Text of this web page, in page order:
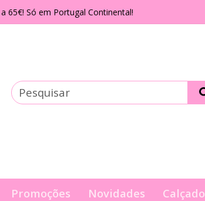
65€! Só em Portugal Continental!
Promoções Novidades Calçado